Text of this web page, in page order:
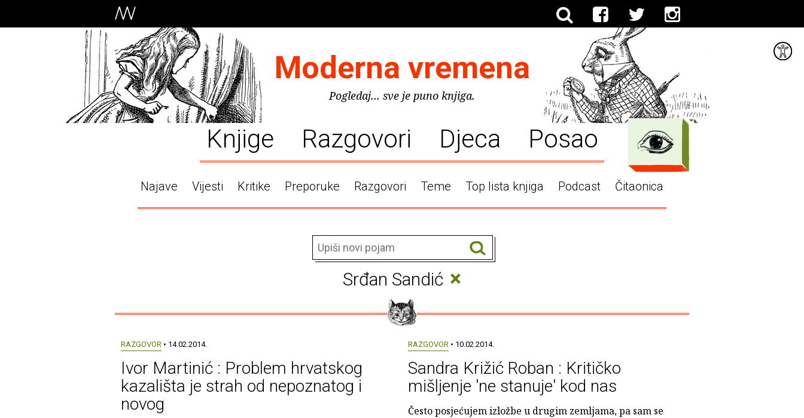
Moderna vremena
Pogledaj... sve je puno knjiga.
Knjige Razgovori Djeca Posao
Najave Vijesti Kritike Preporuke Razgovori Teme Top lista knjiga Podcast Čitaonica
Srđan Sandić ×
RAZGOVOR• 14.02.2014.
Ivor Martinić : Problem hrvatskog
kazališta je strah od nepoznatog i
novog
RAZGOVOR• 10.02.2014.
Sandra Križić Roban : Kritičko
mišljenje 'ne stanuje' kod nas
Često posjećujem izložbe u drugim zemljama, pa sam se